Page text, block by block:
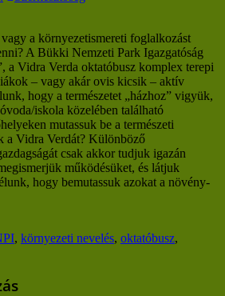
a környezetismereti foglalkozást
A Bükki Nemzeti Park Igazgatóság
a Vidra Verda oktatóbusz komplex terepi
– vagy akár ovis kicsik – aktív
hogy a természetet „házhoz” vigyük,
iskola közelében található
mutassuk be a természeti
a Vidra Verdát? Különböző
csak akkor tudjuk igazán
működésüket, és látjuk
hogy bemutassuk azokat a növény-
, környezeti nevelés, oktatóbusz,